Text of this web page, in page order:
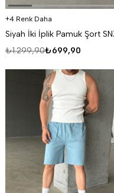
4 Renk Daha
₺699,90
₺1.299,90